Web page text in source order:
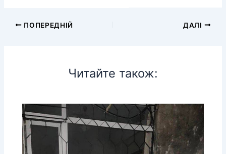
ПОПЕРЕДНІЙ ДАЛІ
Читайте також: